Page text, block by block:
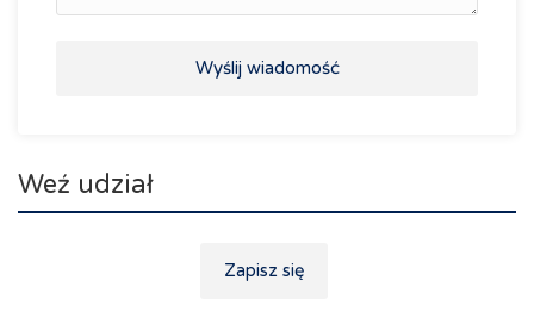
Wyślij wiadomość
Weź udział
Zapisz się